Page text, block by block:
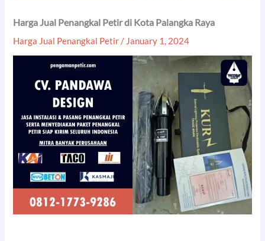
Harga Jual Penangkal Petir di Kota Palangka Raya
Harga Jual Penangkal Petir / January 1, 2024